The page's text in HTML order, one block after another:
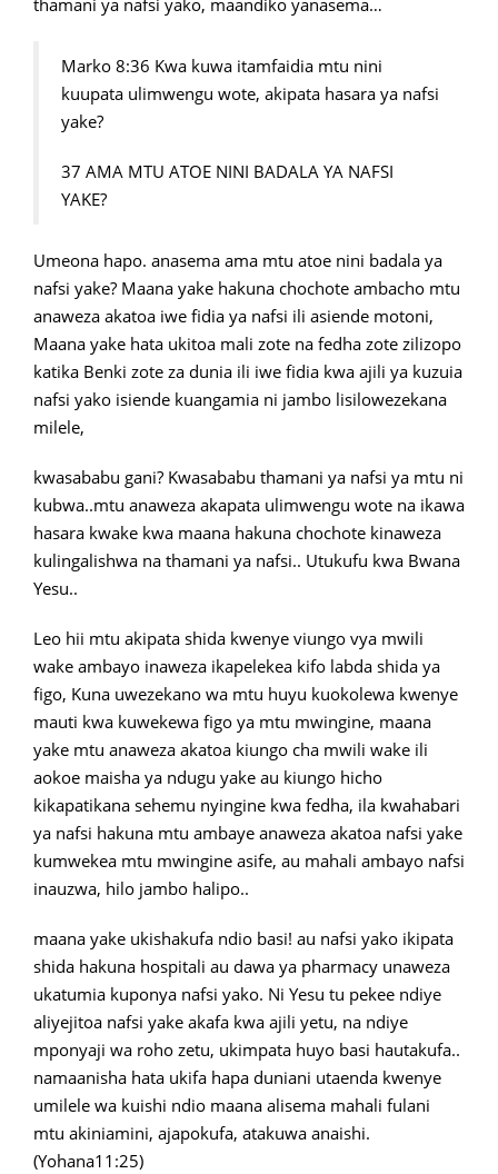
thamani ya nafsi yako, maandiko yanasema…
Marko 8:36 Kwa kuwa itamfaidia mtu nini
kuupata ulimwengu wote, akipata hasara ya nafsi
yake?
37 AMA MTU ATOE NINI BADALA YA NAFSI
YAKE?
Umeona hapo. anasema ama mtu atoe nini badala ya
nafsi yake? Maana yake hakuna chochote ambacho mtu
anaweza akatoa iwe fidia ya nafsi ili asiende motoni,
Maana yake hata ukitoa mali zote na fedha zote zilizopo
katika Benki zote za dunia ili iwe fidia kwa ajili ya kuzuia
nafsi yako isiende kuangamia ni jambo lisilowezekana
milele,
kwasababu gani? Kwasababu thamani ya nafsi ya mtu ni
kubwa..mtu anaweza akapata ulimwengu wote na ikawa
hasara kwake kwa maana hakuna chochote kinaweza
kulingalishwa na thamani ya nafsi.. Utukufu kwa Bwana
Yesu..
Leo hii mtu akipata shida kwenye viungo vya mwili
wake ambayo inaweza ikapelekea kifo labda shida ya
figo, Kuna uwezekano wa mtu huyu kuokolewa kwenye
mauti kwa kuwekewa figo ya mtu mwingine, maana
yake mtu anaweza akatoa kiungo cha mwili wake ili
aokoe maisha ya ndugu yake au kiungo hicho
kikapatikana sehemu nyingine kwa fedha, ila kwahabari
ya nafsi hakuna mtu ambaye anaweza akatoa nafsi yake
kumwekea mtu mwingine asife, au mahali ambayo nafsi
inauzwa, hilo jambo halipo..
maana yake ukishakufa ndio basi! au nafsi yako ikipata
shida hakuna hospitali au dawa ya pharmacy unaweza
ukatumia kuponya nafsi yako. Ni Yesu tu pekee ndiye
aliyejitoa nafsi yake akafa kwa ajili yetu, na ndiye
mponyaji wa roho zetu, ukimpata huyo basi hautakufa..
namaanisha hata ukifa hapa duniani utaenda kwenye
umilele wa kuishi ndio maana alisema mahali fulani
mtu akiniamini, ajapokufa, atakuwa anaishi.
(Yohana11:25)